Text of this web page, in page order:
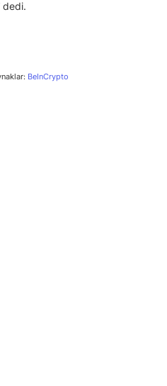
dedi.
BeInCrypto